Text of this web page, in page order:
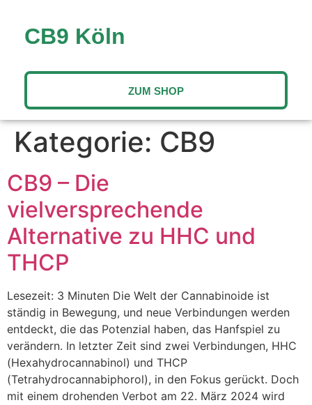
CB9 Köln
ZUM SHOP
Kategorie: CB9
CB9 – Die
vielversprechende
Alternative zu HHC und
THCP
Lesezeit: 3 Minuten Die Welt der Cannabinoide ist
ständig in Bewegung, und neue Verbindungen werden
entdeckt, die das Potenzial haben, das Hanfspiel zu
verändern. In letzter Zeit sind zwei Verbindungen, HHC
(Hexahydrocannabinol) und THCP
(Tetrahydrocannabiphorol), in den Fokus gerückt. Doch
mit einem drohenden Verbot am 22. März 2024 wird